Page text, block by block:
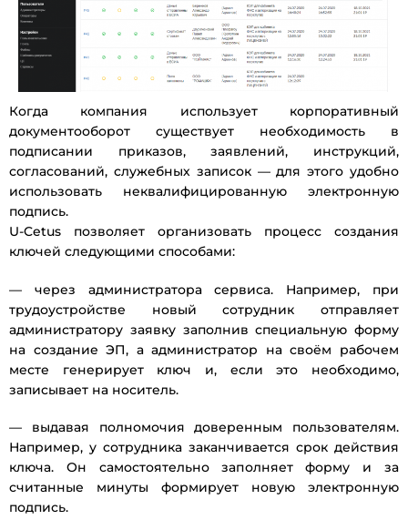
Когда компания использует корпоративный
документооборот существует необходимость в
подписании приказов, заявлений, инструкций,
согласований, служебных записок — для этого удобно
использовать неквалифицированную электронную
подпись.
U-Cetus позволяет организовать процесс создания
ключей следующими способами:
— через администратора сервиса. Например, при
трудоустройстве новый сотрудник отправляет
администратору заявку заполнив специальную форму
на создание ЭП, а администратор на своём рабочем
месте генерирует ключ и, если это необходимо,
записывает на носитель.
— выдавая полномочия доверенным пользователям.
Например, у сотрудника заканчивается срок действия
ключа. Он самостоятельно заполняет форму и за
считанные минуты формирует новую электронную
подпись.